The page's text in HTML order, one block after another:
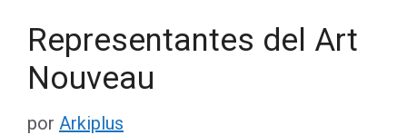
Representantes del Art
Nouveau
por Arkiplus